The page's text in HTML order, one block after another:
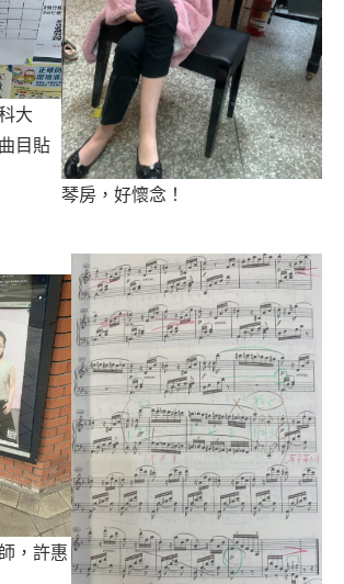
大
目貼
琴房，好懷念！
，許惠